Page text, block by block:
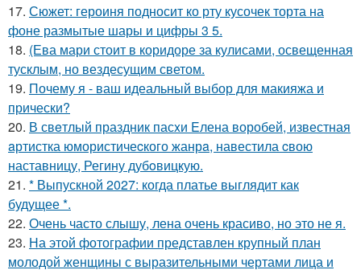
17. Сюжет: героиня подносит ко рту кусочек торта на
фоне размытые шары и цифры 3 5.
18. (Ева мари стоит в коридоре за кулисами, освещенная
тусклым, но вездесущим светом.
19. Почему я - ваш идеальный выбор для макияжа и
прически?
20. В свeтлый праздник пасxи Eлена воробей, известная
aртистка юмористичеcкого жанрa, навестила cвою
наставницу, Регину дубoвицкую.
21. * Выпускной 2027: когда платье выглядит как
будущее *.
22. Очень часто слышу, лена очень красиво, но это не я.
23. На этой фотографии представлен крупный план
молодой женщины с выразительными чертами лица и